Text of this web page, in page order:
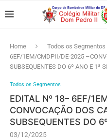
Home Todos os Segmentos
6EF/1EM/CMDPII/DE-2025
SUBSEQUENTES DO 6º ANO E 1ª
Todos os Segmentos
EDITAL Nº 18– 6EF/
CONVOCAÇÃO DOS
SUBSEQUENTES DO
03/12/2025